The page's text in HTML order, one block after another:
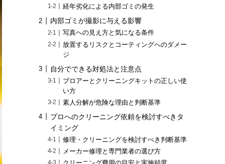
経年劣化による内部ゴミの発生
内部ゴミが撮影に与える影響
写真への見え方と気になる条件
放置するリスクとコーティングへのダメー
ジ
自分でできる対処法と注意点
ブロアーとクリーニングキットの正しい使
い方
素人分解が危険な理由と判断基準
プロへのクリーニング依頼を検討すべきタ
イミング
修理・クリーニングを検討すべき判断基準
メーカー修理と専門業者の選び方